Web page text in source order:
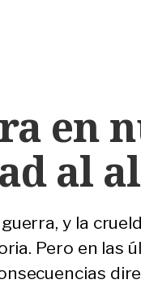
en
al
y la
Pero en las